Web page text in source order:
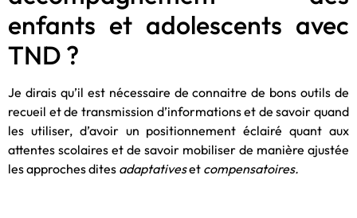
enfants et adolescents avec
TND ?
Je dirais qu’il est nécessaire de connaitre de bons outils de
recueil et de transmission d’informations et de savoir quand
les utiliser, d’avoir un positionnement éclairé quant aux
attentes scolaires et de savoir mobiliser de manière ajustée
les approches dites adaptativeset compensatoires.